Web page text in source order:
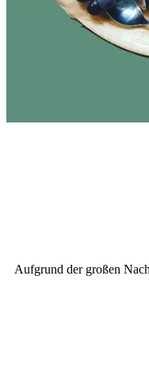
Aufgrund der großen